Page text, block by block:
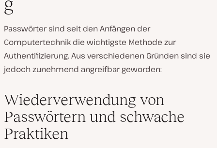
Passwörter sind seit den Anfängen der
Computertechnik die wichtigste Methode zur
Authentifizierung. Aus verschiedenen Gründen sind sie
jedoch zunehmend angreifbar geworden:
Wiederverwendung von
Passwörtern und schwache
Praktiken